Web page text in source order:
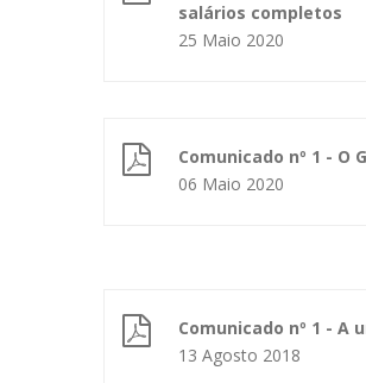
salários completos
25 Maio 2020
Comunicado nº 1 - O
06 Maio 2020
Comunicado nº 1 -
13 Agosto 2018